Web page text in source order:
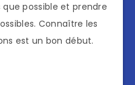
possible et prendre
Connaître les
est un bon début.